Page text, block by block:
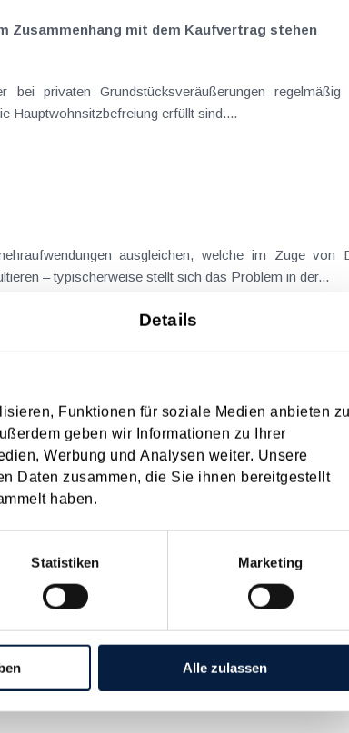
Details
Funktionen für soziale Medien anbieten zu
geben wir Informationen zu Ihrer
Werbung und Analysen weiter. Unsere
Daten zusammen, die Sie ihnen bereitgestellt
haben.
Statistiken Marketing
Alle zulassen
Zusammenhang mit dem Kaufvertrag stehen
Hauptwohnsitzbefreiung erfüllt sind....
– typischerweise stellt sich das Problem in der...
zusteht, wenn sich das Kind tatsächlich überwiegend
2017